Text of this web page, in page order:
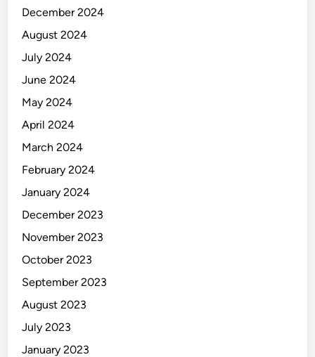
December 2024
August 2024
July 2024
June 2024
May 2024
April 2024
March 2024
February 2024
January 2024
December 2023
November 2023
October 2023
September 2023
August 2023
July 2023
January 2023